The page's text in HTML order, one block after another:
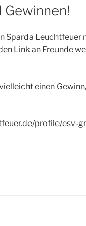
Sparda Leuchtfeuer
Link an Freunde
einen
profile/esv-